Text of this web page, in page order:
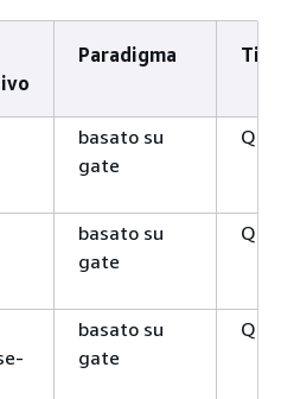
Paradigma
basato su
gate
QPU
basato su
gate
QPU
basato su
gate
QPU